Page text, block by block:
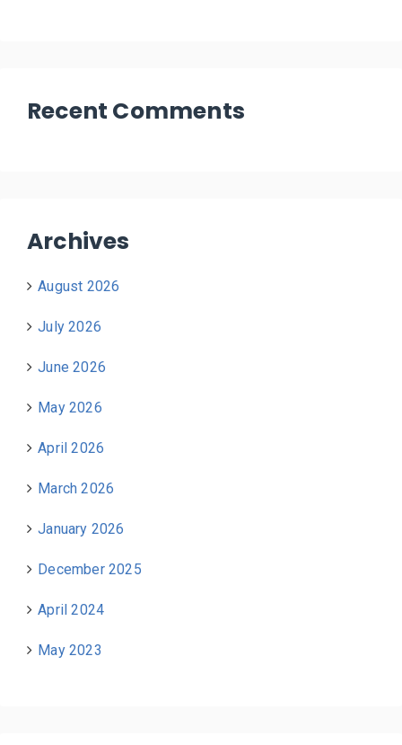
Recent Comments
Archives
August 2026
July 2026
June 2026
May 2026
April 2026
March 2026
January 2026
December 2025
April 2024
May 2023